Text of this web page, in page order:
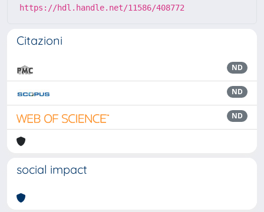
https://hdl.handle.net/11586/408772
Citazioni
ND
ND
ND
social impact